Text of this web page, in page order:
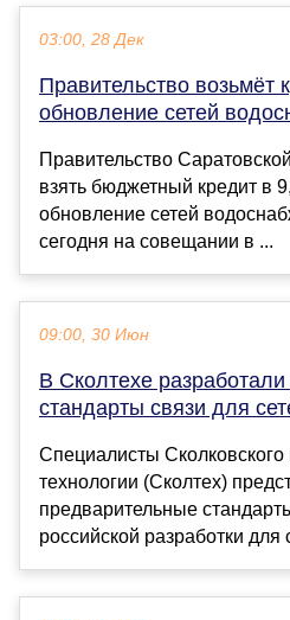
03:00, 28 Дек
Правительство возьмёт
обновление сетей
Правительство
взять бюджетный кредит в
обновление сетей
сегодня на совещании в ...
09:00, 30 Июн
В Сколтехе разработали
стандарты связи для
Специалисты Сколковского
технологии (Сколтех)
предварительные
российской разработки для